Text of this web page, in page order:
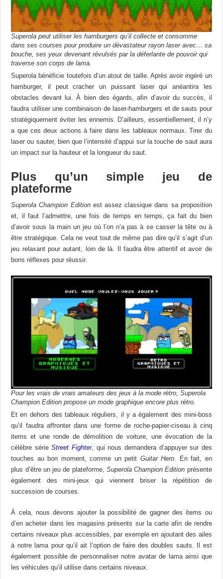
Superola peut utiliser les hamburgers qu’il collecte et consomme
dans ses courses pour produire un dévastateur rayon laser avec… sa
bouche, ses yeux devenant révulsés par la déferlante de pouvoir qui
traverse son corps de lama.
Superola bénéficie toutefois d’un atout de taille. Après avoir ingéré un
hamburger, il peut cracher un puissant laser qui anéantira les
obstacles devant lui. À bien des égards, afin d’avoir du succès, il
faudra utiliser une combinaison de laser-hamburgers et de sauts pour
stratégiquement éviter les ennemis. D’ailleurs, essentiellement, il n’y
a que ces deux actions à faire dans les tableaux normaux. Tirer du
laser ou sauter, bien que l’intensité d’appui sur la touche de saut aura
un impact sur la hauteur et la longueur du saut.
Plus qu’un simple jeu de
plateforme
Superola Champion Editionest assez classique dans sa proposition
et, il faut l’admettre, une fois de temps en temps, ça fait du bien
d’avoir sous la main un jeu où l’on n’a pas à se casser la tête ou à
être stratégique. Cela ne veut tout de même pas dire qu’il s’agit d’un
jeu relaxant pour autant, loin de là. Il faudra être attentif et avoir de
bons réflexes pour réussir.
Pour les vrais de vrais amateurs des jeux à la mode rétro, Superola
Champion Edition propose un mode graphique encore plus rétro.
Et en dehors des tableaux réguliers, il y a également des mini-boss
qu’il faudra affronter dans une forme de roche-papier-ciseau à cinq
items et une ronde de démolition de voiture, une évocation de la
célèbre sérieStreet Fighter, qui nous demandera d’appuyer sur des
touches au bon moment, comme un petit Guitar Hero . En fait, en
plus d’être un jeu de plateforme, Superola Champion Edition présente
également des mini-jeux qui viennent briser la répétition de
succession de courses.
À cela, nous devons ajouter la possibilité de gagner des items ou
d’en acheter dans les magasins présents sur la carte afin de rendre
certains niveaux plus accessibles, par exemple en ajoutant des ailes
à notre lama pour qu’il ait l’option de faire des doubles sauts. Il est
également possible de personnaliser notre avatar de lama ainsi que
les véhicules qu’il utilise dans certains niveaux.